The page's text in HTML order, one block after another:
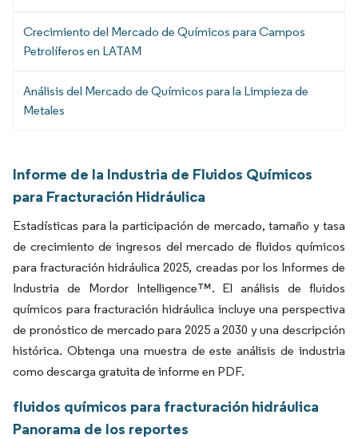
Crecimiento del Mercado de Químicos para Campos
Petrolíferos en LATAM
Análisis del Mercado de Químicos para la Limpieza de
Metales
Informe de la Industria de Fluidos Químicos
para Fracturación Hidráulica
Estadísticas para la participación de mercado, tamaño y tasa
de crecimiento de ingresos del mercado de fluidos químicos
para fracturación hidráulica 2025, creadas por los Informes de
Industria de Mordor Intelligence™. El análisis de fluidos
químicos para fracturación hidráulica incluye una perspectiva
de pronóstico de mercado para 2025 a 2030 y una descripción
histórica. Obtenga una muestra de este análisis de industria
como descarga gratuita de informe en PDF.
fluidos químicos para fracturación hidráulica
Panorama de los reportes